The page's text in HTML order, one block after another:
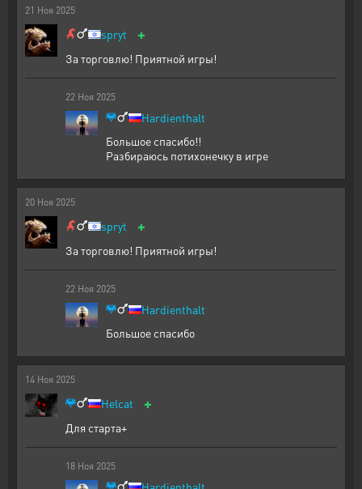
21 Ноя 2025
spryt +
За торговлю! Приятной игры!
22 Ноя 2025
Hardienthalt
Большое спасибо!!
Разбираюсь потихонечку в игре
20 Ноя 2025
spryt +
За торговлю! Приятной игры!
22 Ноя 2025
Hardienthalt
Большое спасибо
14 Ноя 2025
Helcat +
Для старта+
18 Ноя 2025